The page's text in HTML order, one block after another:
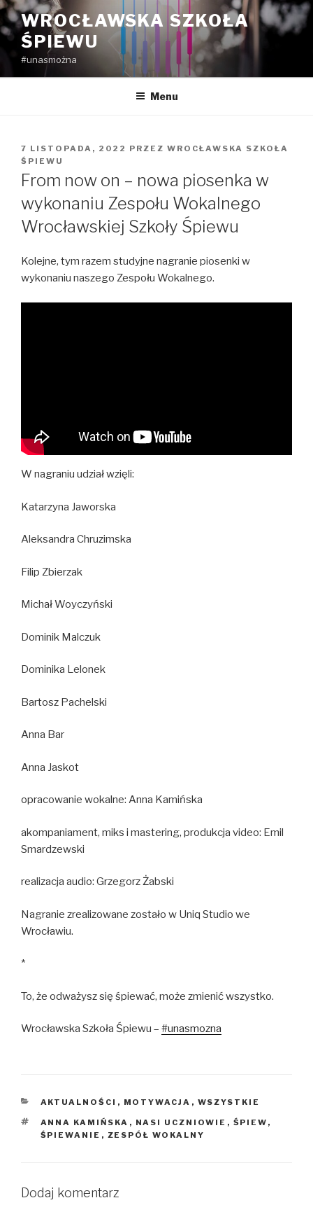
Przejdź
do
treści
WROCŁAWSKA SZKOŁA
ŚPIEWU
#unasmożna
Menu
OPUBLIKOWANE
W
7 LISTOPADA, 2022 PRZEZ WROCŁAWSKA SZKOŁA
ŚPIEWU
From now on – nowa piosenka w
wykonaniu Zespołu Wokalnego
Wrocławskiej Szkoły Śpiewu
Kolejne, tym razem studyjne nagranie piosenki w
wykonaniu naszego Zespołu Wokalnego.
W nagraniu udział wzięli:
Katarzyna Jaworska
Aleksandra Chruzimska
Filip Zbierzak
Michał Woyczyński
Dominik Malczuk
Dominika Lelonek
Bartosz Pachelski
Anna Bar
Anna Jaskot
opracowanie wokalne: Anna Kamińska
akompaniament, miks i mastering, produkcja video: Emil
Smardzewski
realizacja audio: Grzegorz Żabski
Nagranie zrealizowane zostało w Uniq Studio we
Wrocławiu.
*
To, że odważysz się śpiewać, może zmienić wszystko.
Wrocławska Szkoła Śpiewu – #unasmozna
KATEGORIE
AKTUALNOŚCI , MOTYWACJA , WSZYSTKIE
TAGI
ANNA KAMIŃSKA , NASI UCZNIOWIE , ŚPIEW ,
ŚPIEWANIE , ZESPÓŁ WOKALNY
Dodaj komentarz